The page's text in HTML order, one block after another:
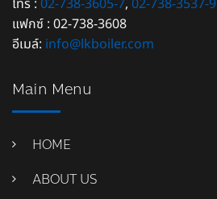
โทร : 02-738-3605-7, 02-738-3537-9
แฟกซ์ : 02-738-3608
อีเมล์: info@lkboiler.com
Main Menu
HOME
ABOUT US